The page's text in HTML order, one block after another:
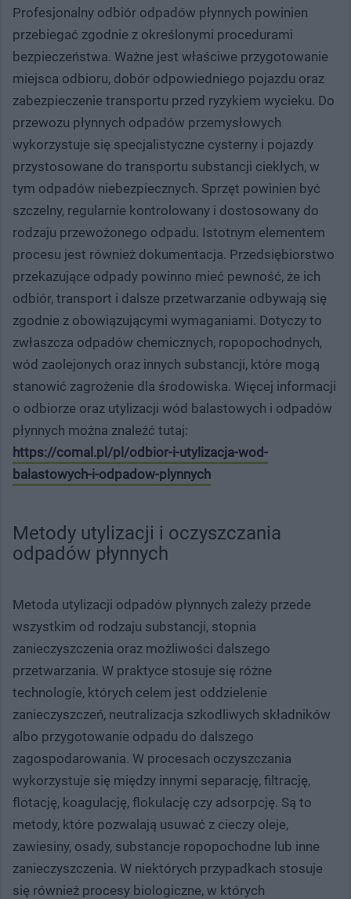
Profesjonalny odbiór odpadów płynnych powinien
przebiegać zgodnie z określonymi procedurami
bezpieczeństwa. Ważne jest właściwe przygotowanie
miejsca odbioru, dobór odpowiedniego pojazdu oraz
zabezpieczenie transportu przed ryzykiem wycieku. Do
przewozu płynnych odpadów przemysłowych
wykorzystuje się specjalistyczne cysterny i pojazdy
przystosowane do transportu substancji ciekłych, w
tym odpadów niebezpiecznych. Sprzęt powinien być
szczelny, regularnie kontrolowany i dostosowany do
rodzaju przewożonego odpadu. Istotnym elementem
procesu jest również dokumentacja. Przedsiębiorstwo
przekazujące odpady powinno mieć pewność, że ich
odbiór, transport i dalsze przetwarzanie odbywają się
zgodnie z obowiązującymi wymaganiami. Dotyczy to
zwłaszcza odpadów chemicznych, ropopochodnych,
wód zaolejonych oraz innych substancji, które mogą
stanowić zagrożenie dla środowiska. Więcej informacji
o odbiorze oraz utylizacji wód balastowych i odpadów
płynnych można znaleźć tutaj:
https://comal.pl/pl/odbior-i-utylizacja-wod-
balastowych-i-odpadow-plynnych
Metody utylizacji i oczyszczania
odpadów płynnych
Metoda utylizacji odpadów płynnych zależy przede
wszystkim od rodzaju substancji, stopnia
zanieczyszczenia oraz możliwości dalszego
przetwarzania. W praktyce stosuje się różne
technologie, których celem jest oddzielenie
zanieczyszczeń, neutralizacja szkodliwych składników
albo przygotowanie odpadu do dalszego
zagospodarowania. W procesach oczyszczania
wykorzystuje się między innymi separację, filtrację,
flotację, koagulację, flokulację czy adsorpcję. Są to
metody, które pozwalają usuwać z cieczy oleje,
zawiesiny, osady, substancje ropopochodne lub inne
zanieczyszczenia. W niektórych przypadkach stosuje
się również procesy biologiczne, w których